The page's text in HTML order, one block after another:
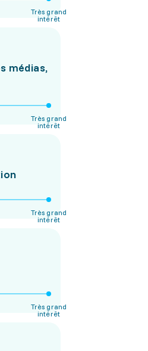
Très grand
intérêt
médias,
Très grand
intérêt
Très grand
intérêt
Très grand
intérêt